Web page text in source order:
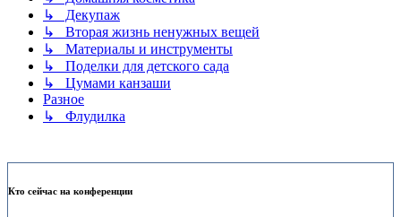
↳ Декупаж
↳ Вторая жизнь ненужных вещей
↳ Материалы и инструменты
↳ Поделки для детского сада
↳ Цумами канзаши
Разное
↳ Флудилка
Кто сейчас на конференции